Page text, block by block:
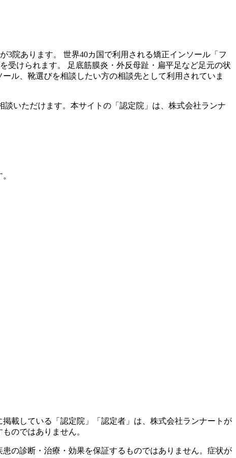
3院あります。 世界40カ国で利用される矯正インソール「フ
受けられます。 足底筋膜炎・外反母趾・扁平足など足元の状
ル、靴選びを相談したい方の相談先として利用されていま
いただけます。本サイトの「認定院」は、株式会社ランナ
載している「認定院」「認定者」は、株式会社ランナートが
のではありません。
の診断・治療・効果を保証するものではありません。症状が